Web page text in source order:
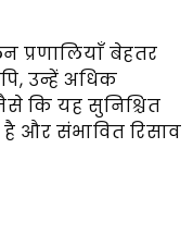
प्रणालियाँ बेहतर
उन्हें अधिक
कि यह सुनिश्चित
और संभावित रिसाव